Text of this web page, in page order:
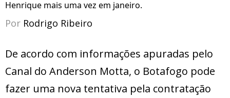
Henrique mais uma vez em janeiro.
Por Rodrigo Ribeiro
De acordo com informações apuradas pelo
Canal do Anderson Motta, o Botafogo pode
fazer uma nova tentativa pela contratação